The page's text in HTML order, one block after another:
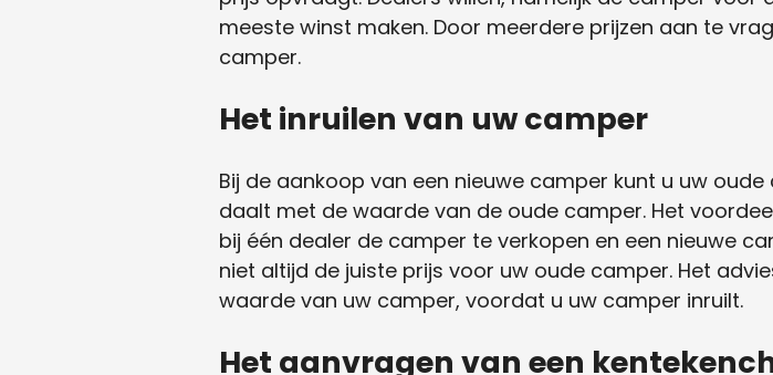
meeste winst maken. Door meerdere prijzen aan te
camper.
Het inruilen van uw camper
Bij de aankoop van een nieuwe camper kunt u uw
daalt met de waarde van de oude camper. Het
bij één dealer de camper te verkopen en een nieuwe
niet altijd de juiste prijs voor uw oude camper. Het
waarde van uw camper, voordat u uw camper inruilt.
Het aanvragen van een